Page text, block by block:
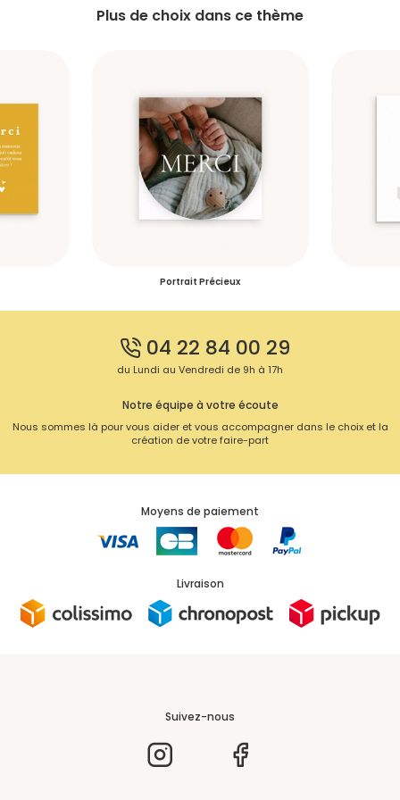
Plus de choix dans ce thème
Portrait Précieux
04 22 84 00 29
du Lundi au Vendredi de 9h à 17h
Notre équipe à votre écoute
Nous sommes là pour vous aider et vous accompagner dans le choix et la
création de votre faire-part
Moyens de paiement
Livraison
Suivez-nous